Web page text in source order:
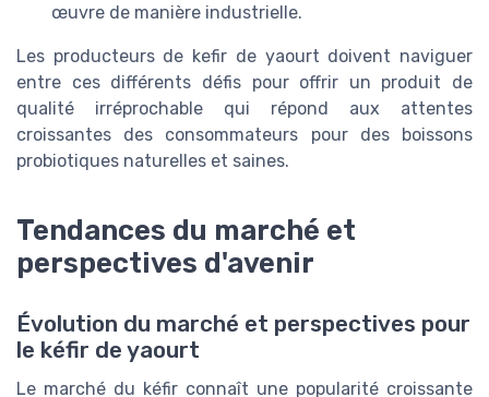
œuvre de manière industrielle.
Les producteurs de kefir de yaourt doivent naviguer
entre ces différents défis pour offrir un produit de
qualité irréprochable qui répond aux attentes
croissantes des consommateurs pour des boissons
probiotiques naturelles et saines.
Tendances du marché et
perspectives d'avenir
Évolution du marché et perspectives pour
le kéfir de yaourt
Le marché du kéfir connaît une popularité croissante